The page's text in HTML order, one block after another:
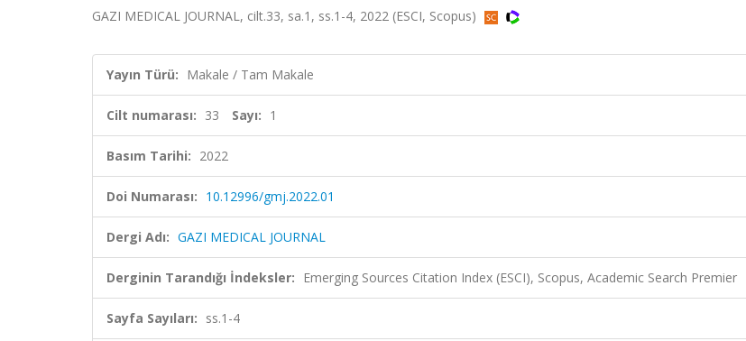
GAZI MEDICAL JOURNAL, cilt.33, sa.1, ss.1-4, 2022 (ESCI, Scopus)
Yayın Türü: Makale / Tam Makale
Cilt numarası: 33 Sayı: 1
Basım Tarihi: 2022
Doi Numarası: 10.12996/gmj.2022.01
Dergi Adı: GAZI MEDICAL JOURNAL
Derginin Tarandığı İndeksler: Emerging Sources Citation Index (ESCI), Scopus, Academic Search Premier
Sayfa Sayıları: ss.1-4